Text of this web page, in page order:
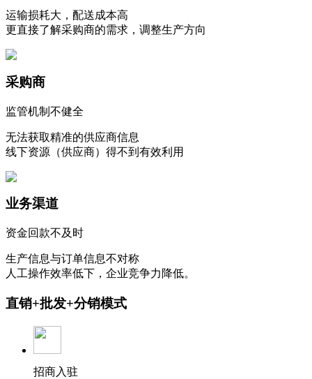
运输损耗大，配送成本高
更直接了解采购商的需求，调整生产方向
采购商
监管机制不健全
无法获取精准的供应商信息
线下资源（供应商）得不到有效利用
业务渠道
资金回款不及时
生产信息与订单信息不对称
人工操作效率低下，企业竞争力降低。
直销+批发+分销模式
招商入驻